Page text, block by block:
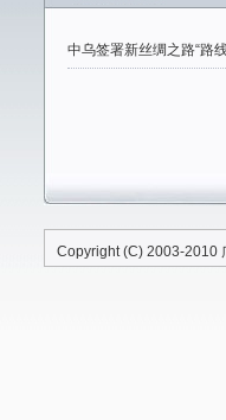
中乌签署新丝绸之路“路
Copyright (C) 2003-2010